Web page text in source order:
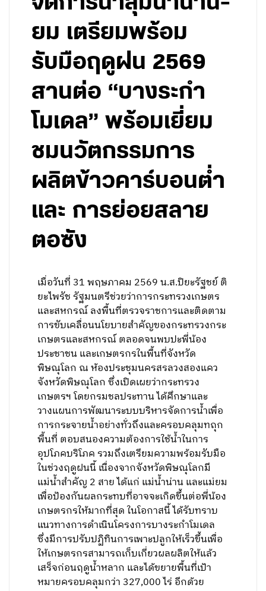
ยม เตรียมพร้อม
รับมือฤดูฝน 2569
สานต่อ “บางระกำ
โมเดล” พร้อมเยี่ยม
ชมนวัตกรรมการ
ผลิตข้าวคาร์บอนต่ำ
และ การย่อยสลาย
ตอซัง
เมื่อวันที่ 31 พฤษภาคม 2569 น.ส.ปิยะรัฐชย์ ติ
ยะไพรัช รัฐมนตรีช่วยว่าการกระทรวงเกษตร
และสหกรณ์ ลงพื้นที่ตรวจราชการและติดตาม
การขับเคลื่อนนโยบายสำคัญของกระทรวงกระ
เกษตรและสหกรณ์ ตลอดจนพบปะพี่น้อง
ประชาชน และเกษตรกรในพื้นที่จังหวัด
พิษณุโลก ณ ห้องประชุมนครสรลวงสองแคว
จังหวัดพิษณุโลก ซึ่งเปิดเผยว่ากระทรวง
เกษตรฯ โดยกรมชลประทาน ได้ศึกษาและ
วางแผนการพัฒนาระบบบริหารจัดการน้ำเพื่อ
การกระจายน้ำอย่างทั่วถึงและครอบคลุมทถุก
พื้นที่ ตอบสนองความต้องการใช้น้ำในการ
อุปโภคบริโภค รวมถึงเตรียมความพร้อมรับมือ
ในช่วงฤดูฝนนี้ เนื่องจากจังหวัดพิษณุโลกมี
แม่น้ำสำคัญ 2 สาย ได้แก่ แม่น้ำน่าน และแม่ยม
เพื่อป้องกันผลกระทบที่อาจจะเกิดขึ้นต่อพี่น้อง
เกษตรกรให้มากที่สุด ในโอกาสนี้ ได้รับทราบ
แนวทางการดำเนินโครงการบางระกำโมเดล
ซึ่งมีการปรับปฏิทินการเพาะปลูกให้เร็วขึ้นเพื่อ
ให้เกษตรกรสามารถเก็บเกี่ยวผลผลิตให้แล้ว
เสร็จก่อนฤดูน้ำหลาก และได้ขยายพื้นที่เป้า
หมายครอบคลุมกว่า 327,000 ไร่ อีกด้วย